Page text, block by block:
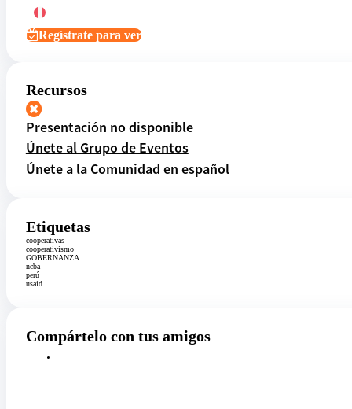
Regístrate para ver
Recursos
Presentación no disponible
Únete al Grupo de Eventos
Únete a la Comunidad en español
Etiquetas
cooperativas
cooperativismo
GOBERNANZA
ncba
perú
usaid
Compártelo con tus amigos